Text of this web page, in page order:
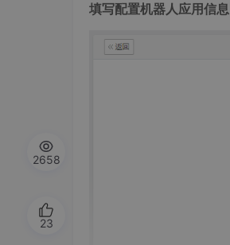
填写配置机器人应用信息
2658
23